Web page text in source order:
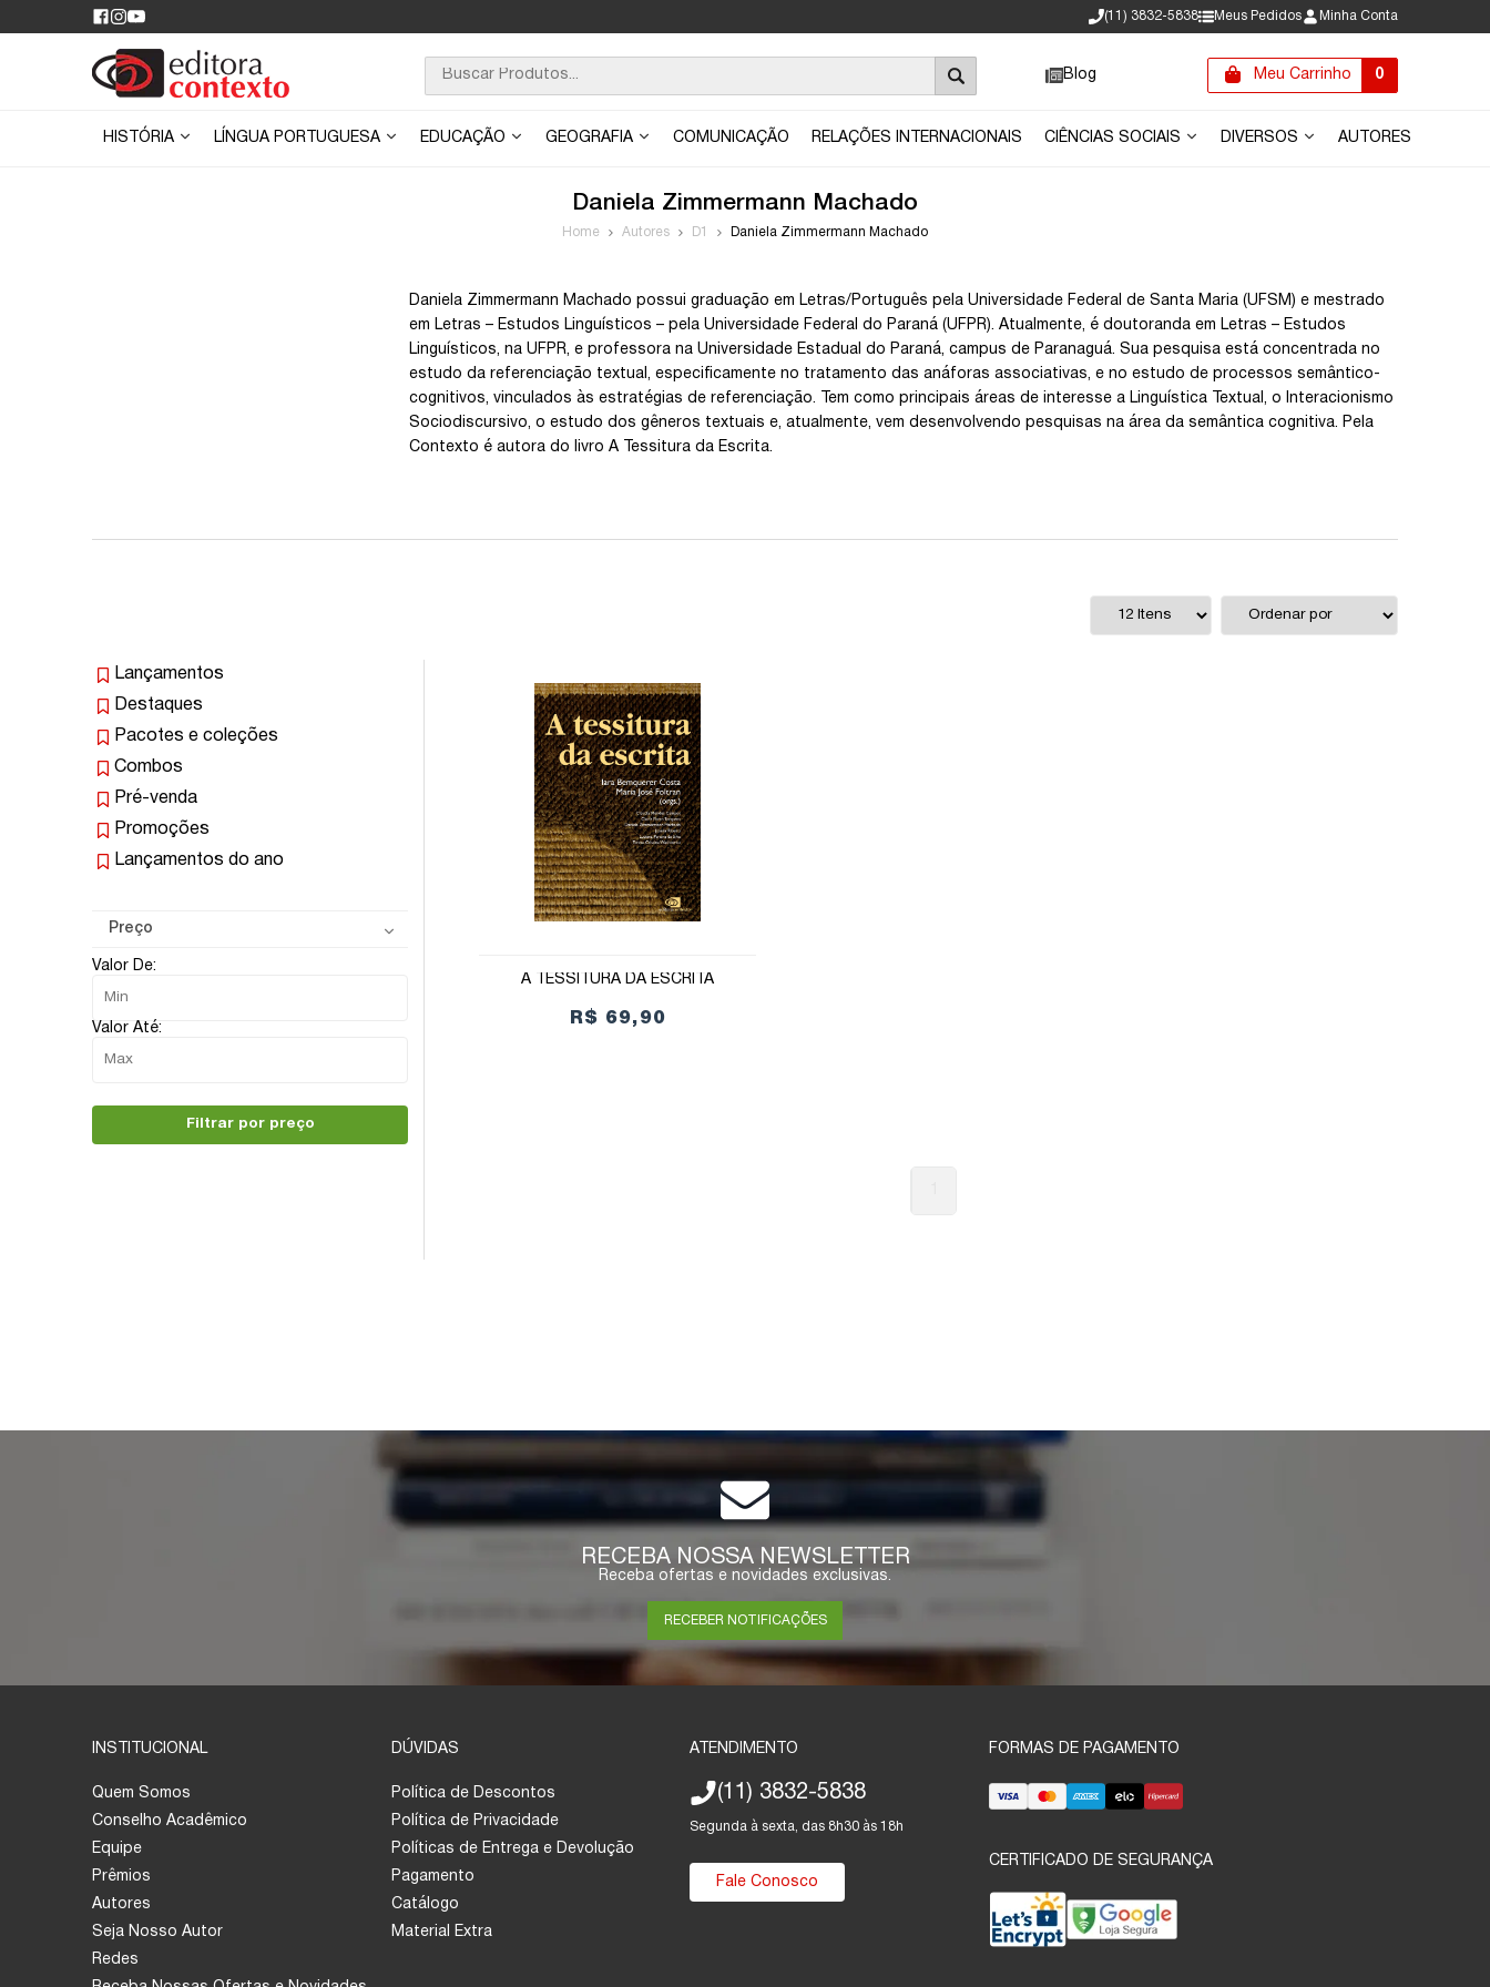
(11) 3832-5838 Meus Pedidos Minha Conta
Blog Meu Carrinho 0
HISTÓRIA LÍNGUA PORTUGUESA EDUCAÇÃO GEOGRAFIA COMUNICAÇÃO RELAÇÕES INTERNACIONAIS CIÊNCIAS SOCIAIS DIVERSOS AUTORES
Daniela Zimmermann Machado
Home Autores D1 Daniela Zimmermann Machado
Daniela Zimmermann Machado possui graduação em Letras/Português pela Universidade Federal de Santa Maria (UFSM) e mestrado
em Letras – Estudos Linguísticos – pela Universidade Federal do Paraná (UFPR). Atualmente, é doutoranda em Letras – Estudos
Linguísticos, na UFPR, e professora na Universidade Estadual do Paraná, campus de Paranaguá. Sua pesquisa está concentrada no
estudo da referenciação textual, especificamente no tratamento das anáforas associativas, e no estudo de processos semântico-
cognitivos, vinculados às estratégias de referenciação. Tem como principais áreas de interesse a Linguística Textual, o Interacionismo
Sociodiscursivo, o estudo dos gêneros textuais e, atualmente, vem desenvolvendo pesquisas na área da semântica cognitiva. Pela
Contexto é autora do livro A Tessitura da Escrita.
Lançamentos
Destaques
Pacotes e coleções
Combos
Pré-venda
Promoções
Lançamentos do ano
Preço
Valor De:
Valor Até:
Filtrar por preço
A TESSITURA DA ESCRITA
R$ 69,90
RECEBA NOSSA NEWSLETTER
Receba ofertas e novidades exclusivas.
RECEBER NOTIFICAÇÕES
INSTITUCIONAL
Quem Somos
Conselho Acadêmico
Equipe
Prêmios
Autores
Seja Nosso Autor
Redes
DÚVIDAS
Política de Descontos
Política de Privacidade
Políticas de Entrega e Devolução
Pagamento
Catálogo
Material Extra
ATENDIMENTO
(11) 3832-5838
Segunda à sexta, das 8h30 às 18h
Fale Conosco
FORMAS DE PAGAMENTO
CERTIFICADO DE SEGURANÇA